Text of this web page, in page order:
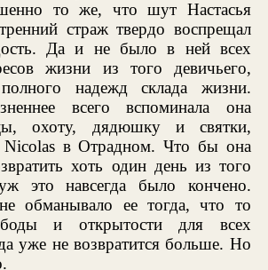
то же, что шут Настасья
страж твердо воспрещал
Да и не было в ней всех
жизни из того девичьего,
полного надежд склада жизни.
всего вспоминала она
охоту, дядюшку и святки,
Nicolas в Отрадном. Что бы она
хоть один день из того
это навсегда было кончено.
обманывало ее тогда, что то
и открытости для всех
уже не возвратится больше. Но